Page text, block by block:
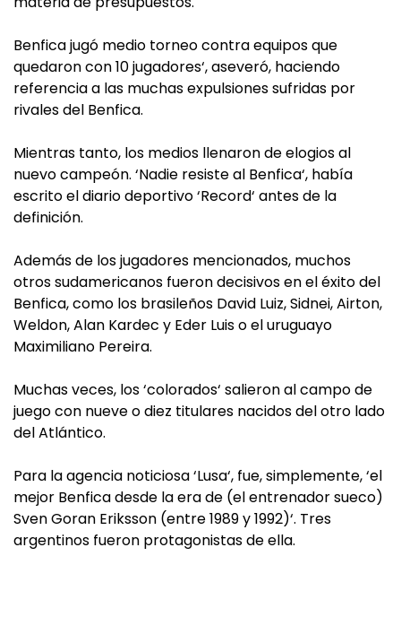
Benfica jugó medio torneo contra equipos que
quedaron con 10 jugadores‘, aseveró, haciendo
referencia a las muchas expulsiones sufridas por
rivales del Benfica.
Mientras tanto, los medios llenaron de elogios al
nuevo campeón. ‘Nadie resiste al Benfica‘, había
escrito el diario deportivo ‘Record‘ antes de la
definición.
Además de los jugadores mencionados, muchos
otros sudamericanos fueron decisivos en el éxito del
Benfica, como los brasileños David Luiz, Sidnei, Airton,
Weldon, Alan Kardec y Eder Luis o el uruguayo
Maximiliano Pereira.
Muchas veces, los ‘colorados‘ salieron al campo de
juego con nueve o diez titulares nacidos del otro lado
del Atlántico.
Para la agencia noticiosa ‘Lusa‘, fue, simplemente, ‘el
mejor Benfica desde la era de (el entrenador sueco)
Sven Goran Eriksson (entre 1989 y 1992)‘. Tres
argentinos fueron protagonistas de ella.